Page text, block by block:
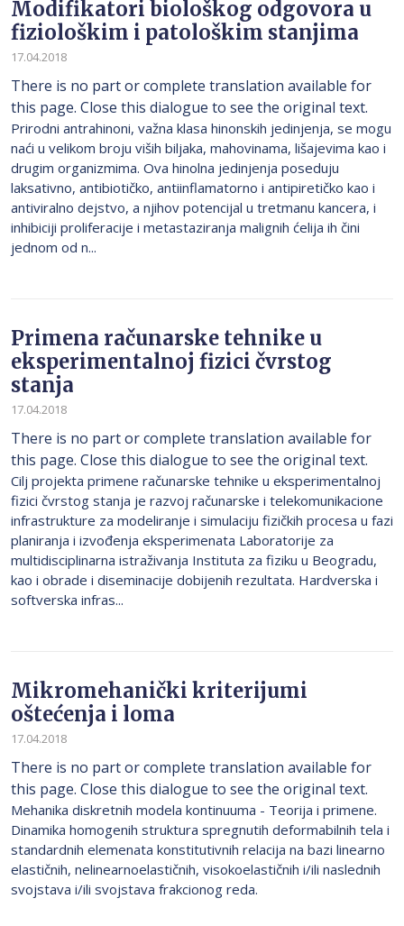
Modifikatori biološkog odgovora u
fiziološkim i patološkim stanjima
17.04.2018
There is no part or complete translation available for
this page. Close this dialogue to see the original text.
Prirodni antrahinoni, važna klasa hinonskih jedinjenja, se mogu
naći u velikom broju viših biljaka, mahovinama, lišajevima kao i
drugim organizmima. Ova hinolna jedinjenja poseduju
laksativno, antibiotičko, antiinflamatorno i antipiretičko kao i
antiviralno dejstvo, a njihov potencijal u tretmanu kancera, i
inhibiciji proliferacije i metastaziranja malignih ćelija ih čini
jednom od n...
Primena računarske tehnike u
eksperimentalnoj fizici čvrstog
stanja
17.04.2018
There is no part or complete translation available for
this page. Close this dialogue to see the original text.
Cilj projekta primene računarske tehnike u eksperimentalnoj
fizici čvrstog stanja je razvoj računarske i telekomunikacione
infrastrukture za modeliranje i simulaciju fizičkih procesa u fazi
planiranja i izvođenja eksperimenata Laboratorije za
multidisciplinarna istraživanja Instituta za fiziku u Beogradu,
kao i obrade i diseminacije dobijenih rezultata. Hardverska i
softverska infras...
Mikromehanički kriterijumi
oštećenja i loma
17.04.2018
There is no part or complete translation available for
this page. Close this dialogue to see the original text.
Mehanika diskretnih modela kontinuuma - Teorija i primene.
Dinamika homogenih struktura spregnutih deformabilnih tela i
standardnih elemenata konstitutivnih relacija na bazi linearno
elastičnih, nelinearnoelastičnih, visokoelastičnih i/ili naslednih
svojstava i/ili svojstava frakcionog reda.